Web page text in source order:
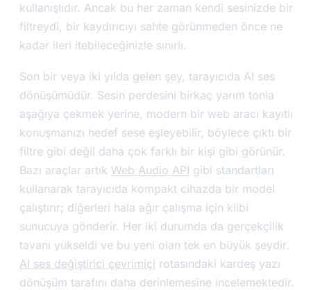
kullanışlıdır. Ancak bu her zaman kendi sesinizde bir
filtreydi, bir kaydırıcıyı sahte görünmeden önce ne
kadar ileri itebileceğinizle sınırlı.
Son bir veya iki yılda gelen şey, tarayıcıda AI ses
dönüşümüdür. Sesin perdesini birkaç yarım tonla
aşağıya çekmek yerine, modern bir web aracı kayıtlı
konuşmanızı hedef sese eşleyebilir, böylece çıktı bir
filtre gibi değil daha çok farklı bir kişi gibi görünür.
Bazı araçlar artık Web Audio API gibi standartları
kullanarak tarayıcıda kompakt cihazda bir model
çalıştırır; diğerleri hala ağır çalışma için klibi
sunucuya gönderir. Her iki durumda da gerçekçilik
tavanı yükseldi ve bu yeni olan tek en büyük şeydir.
AI ses değiştirici çevrimiçi rotasındaki kardeş yazı
dönüşüm tarafını daha derinlemesine incelemektedir.